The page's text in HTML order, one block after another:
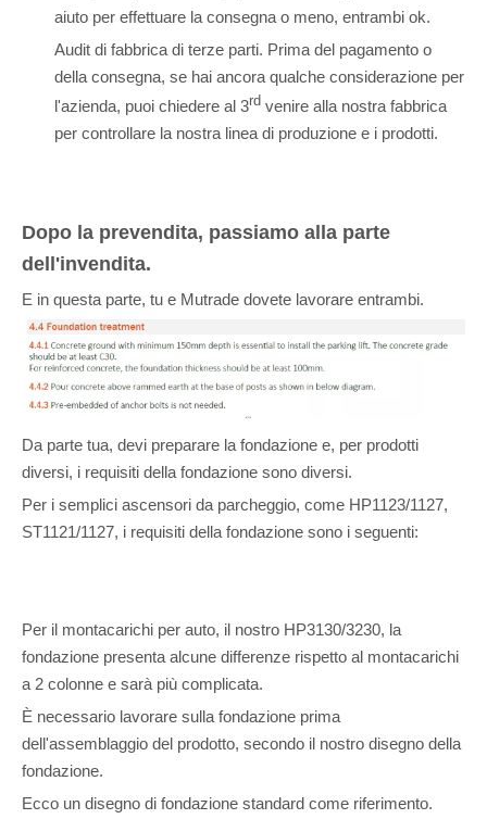
aiuto per effettuare la consegna o meno, entrambi ok.
Audit di fabbrica di terze parti. Prima del pagamento o
della consegna, se hai ancora qualche considerazione per
l'azienda, puoi chiedere al 3rd venire alla nostra fabbrica
per controllare la nostra linea di produzione e i prodotti.
Dopo la prevendita, passiamo alla parte
dell'invendita.
E in questa parte, tu e Mutrade dovete lavorare entrambi.
Da parte tua, devi preparare la fondazione e, per prodotti
diversi, i requisiti della fondazione sono diversi.
Per i semplici ascensori da parcheggio, come HP1123/1127,
ST1121/1127, i requisiti della fondazione sono i seguenti:
Per il montacarichi per auto, il nostro HP3130/3230, la
fondazione presenta alcune differenze rispetto al montacarichi
a 2 colonne e sarà più complicata.
È necessario lavorare sulla fondazione prima
dell'assemblaggio del prodotto, secondo il nostro disegno della
fondazione.
Ecco un disegno di fondazione standard come riferimento.